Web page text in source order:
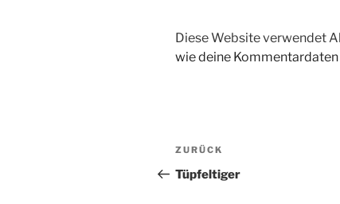
Diese Website verwendet
wie deine
Vorheriger
Beitrag
ZURÜCK
Tüpfeltiger